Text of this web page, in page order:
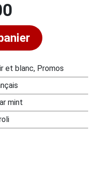
et blanc, Promos
mint